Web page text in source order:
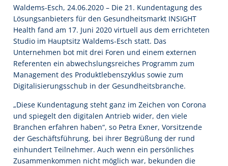
Waldems-Esch, 24.06.2020 – Die 21. Kundentagung des
Lösungsanbieters für den Gesundheitsmarkt INSIGHT
Health fand am 17. Juni 2020 virtuell aus dem errichteten
Studio im Hauptsitz Waldems-Esch statt. Das
Unternehmen bot mit drei Foren und einem externen
Referenten ein abwechslungsreiches Programm zum
Management des Produktlebenszyklus sowie zum
Digitalisierungsschub in der Gesundheitsbranche.
„Diese Kundentagung steht ganz im Zeichen von Corona
und spiegelt den digitalen Antrieb wider, den viele
Branchen erfahren haben“, so Petra Exner, Vorsitzende
der Geschäftsführung, bei ihrer Begrüßung der rund
einhundert Teilnehmer. Auch wenn ein persönliches
Zusammenkommen nicht möglich war, bekunden die